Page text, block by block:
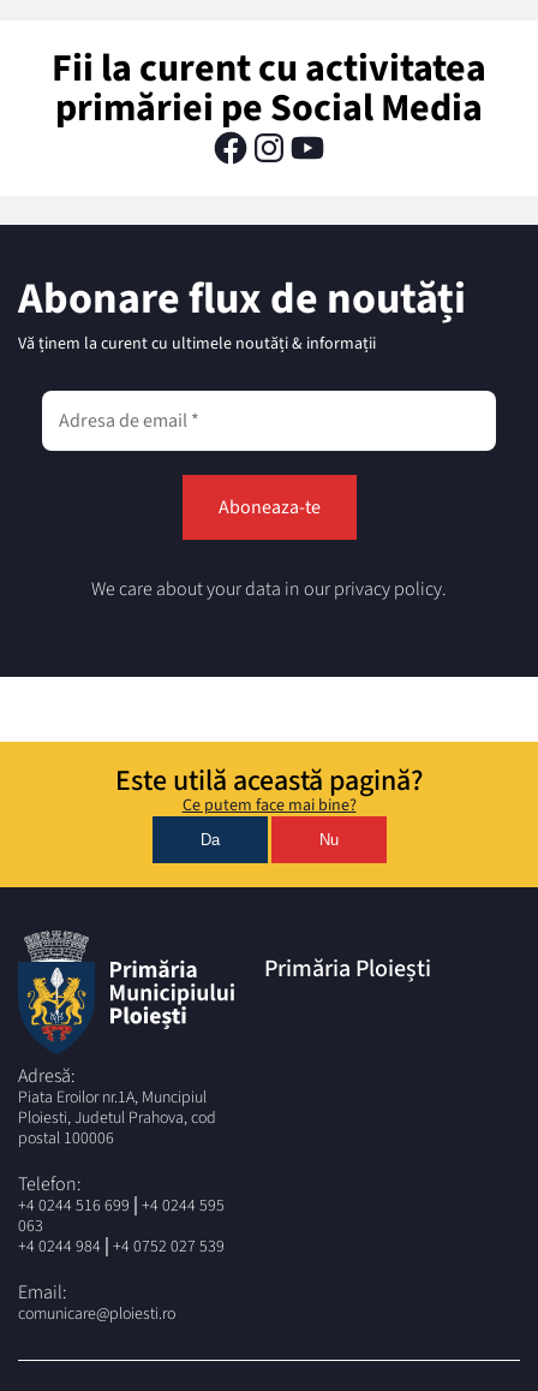
Fii la curent cu activitatea
primăriei pe Social Media
Abonare flux de noutăți
Vă ținem la curent cu ultimele noutăți & informații
We care about your data in our privacy policy.
Este utilă această pagină?
Ce putem face mai bine?
Da Nu
Adresă:
Piata Eroilor nr.1A, Muncipiul
Ploiesti, Judetul Prahova, cod
postal 100006
Telefon:
+4 0244 516 699 | +4 0244 595
063
+4 0244 984 | +4 0752 027 539
Email:
comunicare@ploiesti.ro
Primăria Ploiești